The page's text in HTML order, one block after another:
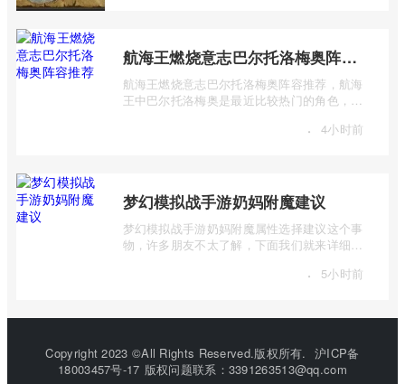
航海王燃烧意志巴尔托洛梅奥阵容推荐
航海王燃烧意志巴尔托洛梅奥阵容推荐，航海
王中巴尔托洛梅奥是最近比较热门的角色，很
· 4小时前
梦幻模拟战手游奶妈附魔建议
梦幻模拟战手游奶妈附魔属性选择建议这个事
物，许多朋友不太了解，下面我们就来详细介
· 5小时前
Copyright 2023 ©All Rights Reserved.版权所有. 沪ICP备
18003457号-17 版权问题联系：3391263513@qq.com